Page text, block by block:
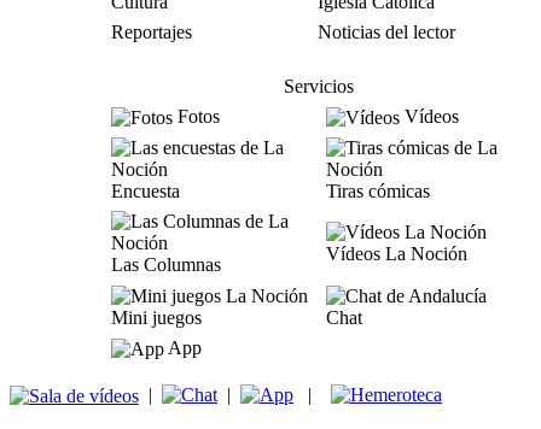
Reportajes
Noticias del lector
Servicios
Fotos
Vídeos
Encuesta Tiras cómicas
Las Columnas
Vídeos La Noción
Mini juegos
Chat
App
| | |